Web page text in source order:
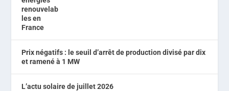
Prix négatifs : le seuil d’arrêt de production divisé par dix
et ramené à 1 MW
L’actu solaire de juillet 2026